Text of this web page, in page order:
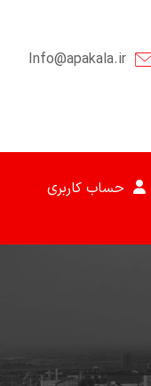
Info@apakala.ir
حساب کاربری